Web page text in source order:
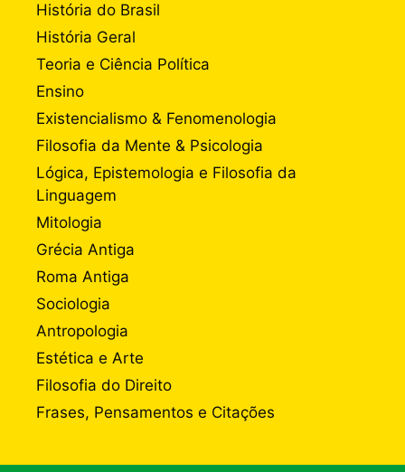
História do Brasil
História Geral
Teoria e Ciência Política
Ensino
Existencialismo & Fenomenologia
Filosofia da Mente & Psicologia
Lógica, Epistemologia e Filosofia da
Linguagem
Mitologia
Grécia Antiga
Roma Antiga
Sociologia
Antropologia
Estética e Arte
Filosofia do Direito
Frases, Pensamentos e Citações